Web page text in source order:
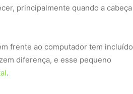
principalmente quando a cabeça
frente ao computador tem incluído
diferença, e esse pequeno
.